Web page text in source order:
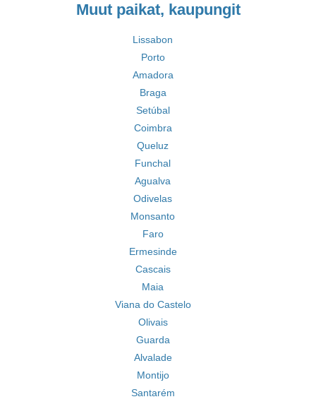
Muut paikat, kaupungit
Lissabon
Porto
Amadora
Braga
Setúbal
Coimbra
Queluz
Funchal
Agualva
Odivelas
Monsanto
Faro
Ermesinde
Cascais
Maia
Viana do Castelo
Olivais
Guarda
Alvalade
Montijo
Santarém